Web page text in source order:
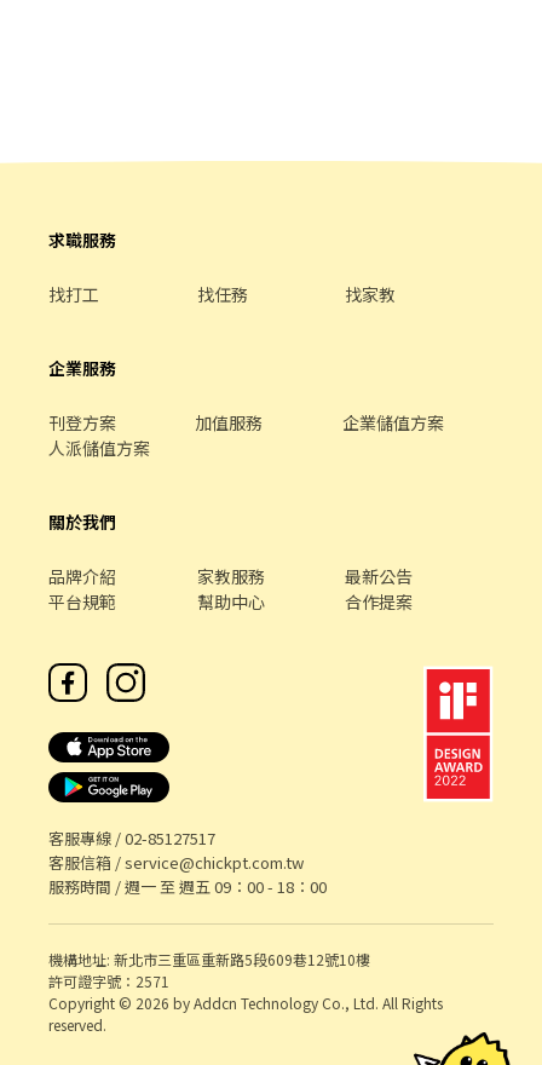
https://www.chickpt.com.tw/job-bAn5EbenG0vW . 📢**同時招
✨蝦皮總部✨辦公室類型: 客服,人事,行政,採購,財務工讀生✨ 👉 查
📢**同時招募 ✨蝦皮總部✨外務/內勤工程類型: 弱電設備工程師、內
募 ✨大台北區✨內勤辦公類型: 會計,財務,HR專員 #長期人員👇 👉 查
貼 好好享受幸福人生 ◎ 詳細工作時間於面試時告知
求職服務
找打工 找任務 找家教
企業服務
刊登方案 加值服務
企業儲值方案
人派儲值方案
關於我們
品牌介紹 家教服務
最新公告
平台規範
幫助中心 合作提案
客服專線 /02-85127517
客服信箱 /service@chickpt.com.tw
服務時間 / 週一 至 週五 09：00 - 18：00
機構地址: 新北市三重區重新路5段609巷12號10樓
許可證字號：2571
Copyright © 2026 by Addcn Technology Co., Ltd. All Rights
reserved.